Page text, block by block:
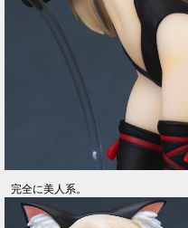
完全に美人系。